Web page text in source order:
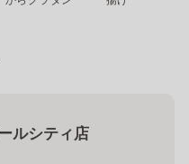
ルシティ店